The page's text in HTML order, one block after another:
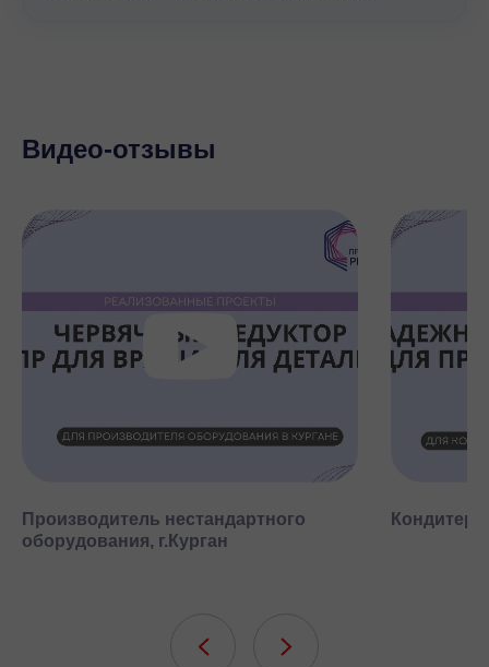
Видео-отзывы
Производитель нестандартного
оборудования, г.Курган